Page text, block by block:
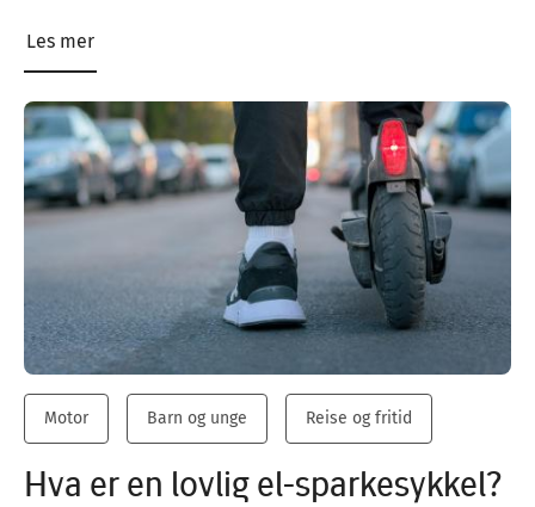
Les mer
Motor Barn og unge Reise og fritid
Hva er en lovlig el-sparkesykkel?